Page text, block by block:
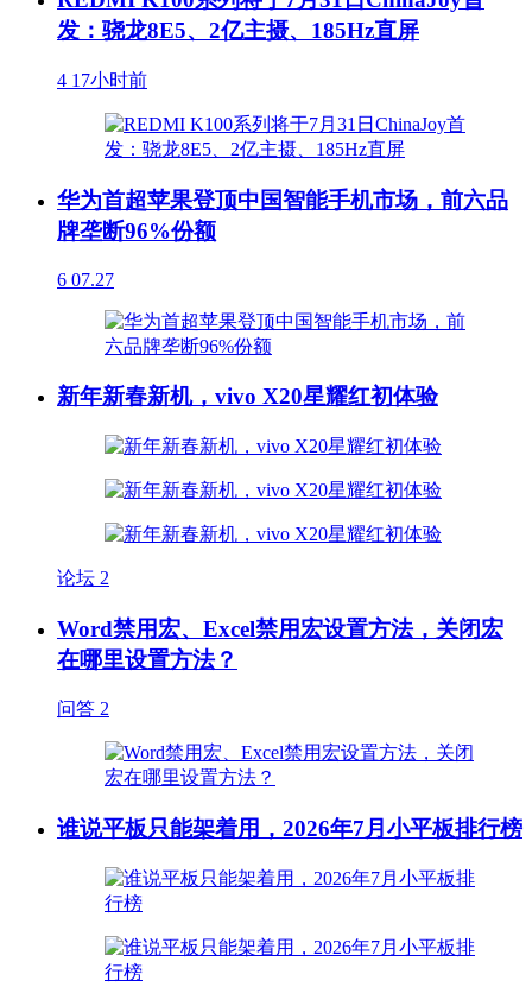
发：骁龙8E5、2亿主摄、185Hz直屏
4 17小时前
华为首超苹果登顶中国智能手机市场，前六品
牌垄断96%份额
6 07.27
新年新春新机，vivo X20星耀红初体验
论坛 2
Word禁用宏、Excel禁用宏设置方法，关闭宏
在哪里设置方法？
问答 2
谁说平板只能架着用，2026年7月小平板排行榜